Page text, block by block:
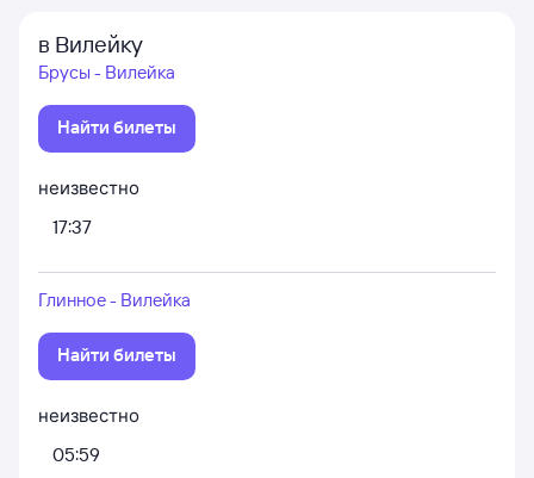
в Вилейку
Брусы - Вилейка
Найти билеты
неизвестно
17:37
Глинное - Вилейка
Найти билеты
неизвестно
05:59